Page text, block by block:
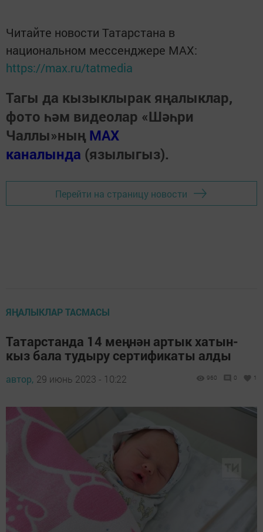
Читайте новости Татарстана в
национальном мессенджере MАХ:
https://max.ru/tatmedia
Тагы да кызыклырак яңалыклар,
фото һәм видеолар «Шәһри
Чаллы»ның MAX
каналында (язылыгыз).
Перейти на страницу новости
ЯҢАЛЫКЛАР ТАСМАСЫ
Татарстанда 14 меңнән артык хатын-
кыз бала тудыру сертификаты алды
автор, 29 июнь 2023 - 10:22 960 0 1